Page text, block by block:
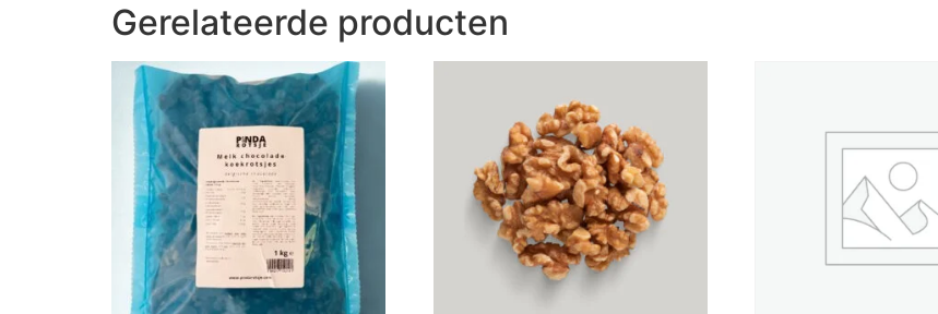
Gerelateerde producten